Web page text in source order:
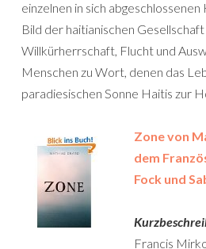
einzelnen in sich
Bild der haitianischen
Willkürherrschaft, Flucht und
Menschen zu Wort, denen das
paradiesischen Sonne Haitis zur
Zone von
dem
Fock und
Francis